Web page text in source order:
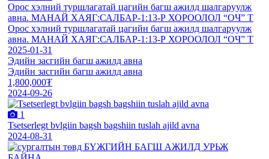
Орос хэлний туршлагатай цагийн багш ажилд шалгаруулж
авна. МАНАЙ ХАЯГ:САЛБАР-1:13-Р ХОРООЛОЛ “ОЧ” Т
Орос хэлний туршлагатай цагийн багш ажилд шалгаруулж
авна. МАНАЙ ХАЯГ:САЛБАР-1:13-Р ХОРООЛОЛ “ОЧ” Т
2025-01-31
Эдийн засгийн багш ажилд авна
Эдийн засгийн багш ажилд авна
1,800,000₮
2024-09-26
1
Tsetserlegt bvlgiin bagsh bagshiin tuslah ajild avna
2024-08-31